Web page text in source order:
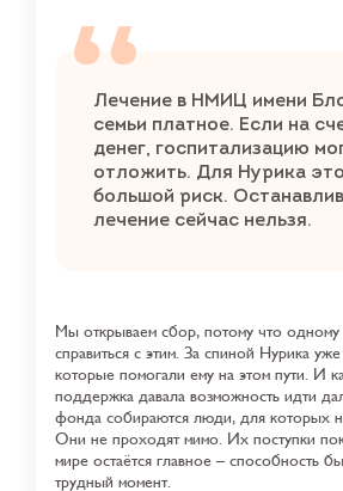
Лечение в НМИЦ имени
семьи платное. Если на
денег, госпитализацию
отложить. Для Нурика
большой риск.
лечение сейчас нельзя.
Мы открываем сбор, потому что одному
справиться с этим. За спиной Нурика
которые помогали ему на этом пути. И
поддержка давала возможность идти
фонда собираются люди, для которых
Они не проходят мимо. Их поступки
мире остаётся главное – способность
трудный момент.